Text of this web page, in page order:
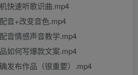
快速听歌识曲.mp4
音+改变音色.mp4
音情感声音教学.mp4
如何写爆款文案.mp4
发布作品（很重要）.mp4